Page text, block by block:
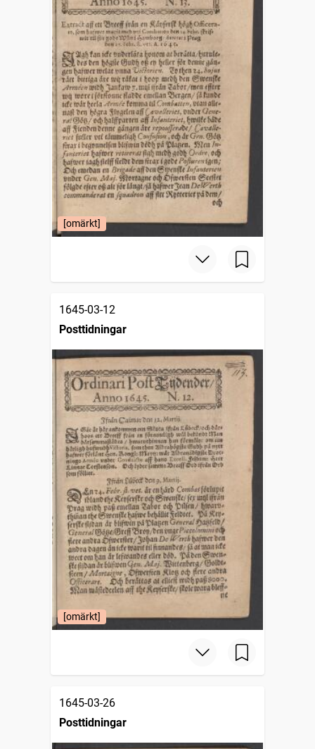
[omärkt]
1645-03-12
Posttidningar
[omärkt]
1645-03-26
Posttidningar